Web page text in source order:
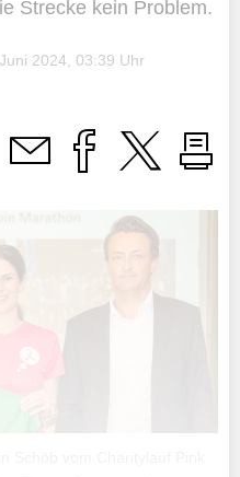
Strecke kein Problem.
2024, 03:39 Uhr